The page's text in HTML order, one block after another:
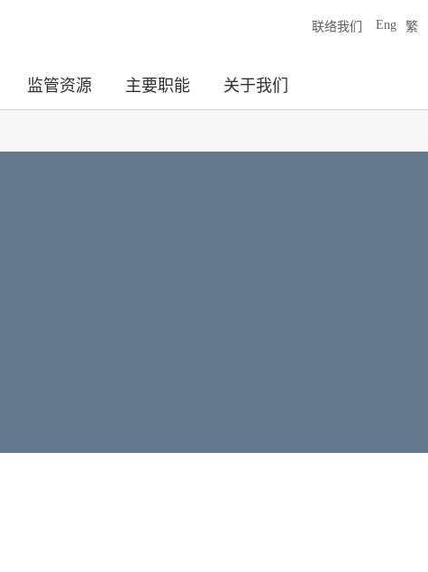
联络我们 Eng 繁
监管资源 主要职能 关于我们